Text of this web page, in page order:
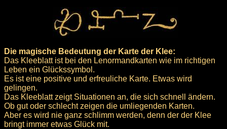
Die magische Bedeutung der Karte der Klee:
Das Kleeblatt ist bei den Lenormandkarten wie im richtigen
Leben ein Glückssymbol.
Es ist eine positive und erfreuliche Karte. Etwas wird
gelingen.
Das Kleeblatt zeigt Situationen an, die sich schnell ändern.
Ob gut oder schlecht zeigen die umliegenden Karten.
Aber es wird nie ganz schlimm werden, denn der der Klee
bringt immer etwas Glück mit.